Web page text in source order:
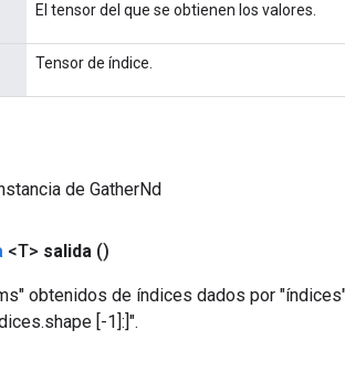
El tensor del que se obtienen los valores.
Tensor de índice.
de GatherNd
<T> salida ()
obtenidos de índices dados por
[-1]:]".